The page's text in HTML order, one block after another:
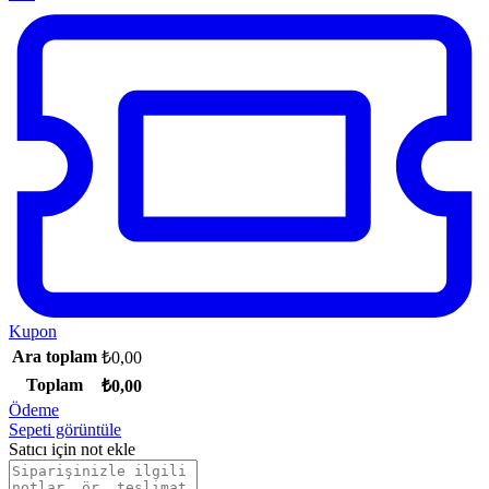
Kupon
Ara toplam ₺0,00
Toplam
₺0,00
Ödeme
Sepeti görüntüle
Satıcı için not ekle